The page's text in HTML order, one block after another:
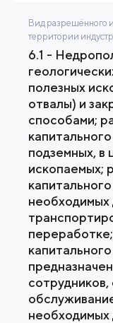
Вид разрешённого
территории
6.1 -
полезных
отвалы) и
способами;
подземных, в
ископаемых;
необходимых
необходимых